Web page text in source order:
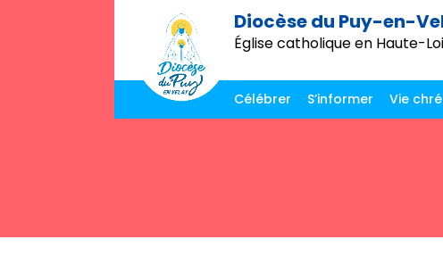
Diocèse du Puy-en-
Église catholique en Haute-
Célébrer
S’informer Vie